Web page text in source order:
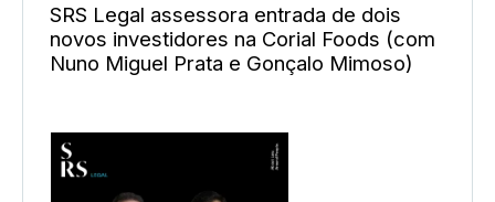
SRS Legal assessora entrada de dois
novos investidores na Corial Foods (com
Nuno Miguel Prata e Gonçalo Mimoso)